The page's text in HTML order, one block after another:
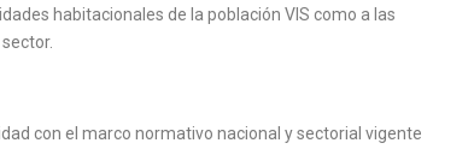
habitacionales de la población VIS como a las
con el marco normativo nacional y sectorial vigente